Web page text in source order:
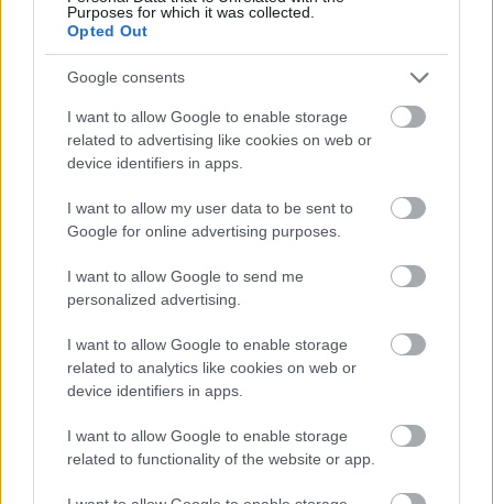
Purposes for which it was collected.
Opted Out
Google consents
I want to allow Google to enable storage
related to advertising like cookies on web or
device identifiers in apps.
I want to allow my user data to be sent to
Google for online advertising purposes.
I want to allow Google to send me
personalized advertising.
I want to allow Google to enable storage
related to analytics like cookies on web or
device identifiers in apps.
I want to allow Google to enable storage
related to functionality of the website or app.
Az Android 14 ellehetetleníti az
működését
Nemsokára érkezik az Android 14
fejlesztői változata
Már elérhető az Android 14 első
PCW.pro| 2023.02.09 21:01
alkalmazásoknak az Android 14
PCW.lite| 2023.01.24 20:21
Gyorsabban kapják meg az
Android 14-et a Samsung-
felhasználók
PCW.lite| 2022.11.19 17:33